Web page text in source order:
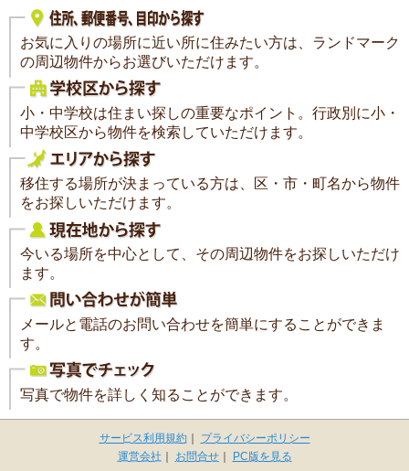
お気に入りの場所に近い所に住みたい方は、ランドマーク
の周辺物件からお選びいただけます。
小・中学校は住まい探しの重要なポイント。行政別に小・
中学校区から物件を検索していただけます。
移住する場所が決まっている方は、区・市・町名から物件
をお探しいただけます。
今いる場所を中心として、その周辺物件をお探しいただけ
ます。
メールと電話のお問い合わせを簡単にすることができま
す。
写真で物件を詳しく知ることができます。
サービス利用規約｜
プライバシーポリシー
運営会社 ｜ お問合せ｜ PC版を見る